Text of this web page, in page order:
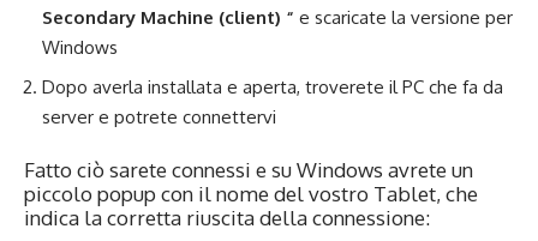
Secondary Machine (client) “ e scaricate la versione per
Windows
Dopo averla installata e aperta, troverete il PC che fa da
server e potrete connettervi
Fatto ciò sarete connessi e su Windows avrete un
piccolo popup con il nome del vostro Tablet, che
indica la corretta riuscita della connessione: